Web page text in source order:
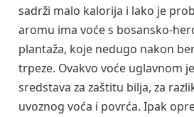
sadrži malo kalorija i lako je
aromu ima voće s bosansko-
plantaža, koje nedugo nakon
trpeze. Ovakvo voće uglavnom
sredstava za zaštitu bilja, za
uvoznog voća i povrća. Ipak